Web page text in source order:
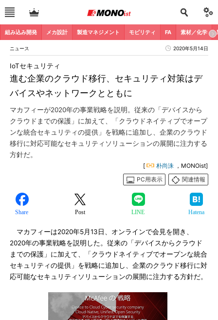
組み込み開発 メカ設計 製造マネジメント モビリティ FA 素材／化学
ニュース 2020年5月14日
進む企業のクラウド移行、セキュリティ対策はデ
バイスやネットワークとともに
IoTセキュリティ
マカフィーが2020年の事業戦略を説明。従来の「デバイスから
クラウドまでの保護」に加えて、「クラウドネイティブでオープ
ンな統合セキュリティの提供」を戦略に追加し、企業のクラウド
移行に対応可能なセキュリティソリューションの展開に注力する
方針だ。
[ 朴尚洙 ，MONOist]
PC用表示
関連情報
Share Post LINE Hatena
マカフィーは2020年5月13日、オンラインで会見を開き、
2020年の事業戦略を説明した。従来の「デバイスからクラウド
までの保護」に加えて、「クラウドネイティブでオープンな統合
セキュリティの提供」を戦略に追加し、企業のクラウド移行に対
応可能なセキュリティソリューションの展開に注力する方針だ。